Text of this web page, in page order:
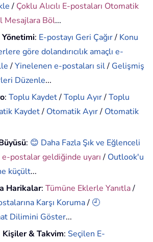
/ Çoklu Alıcılı E-postaları Otomatik
Mesajlara Böl...
: E-postayı Geri Çağır/ Konu
göre dolandırıcılık amaçlı e-
/Yinelenen e-postaları sil/ Gelişmiş
Düzenle...
:Toplu Kaydet/Toplu Ayır/Toplu
Kaydet/ Otomatik Ayır/ Otomatik
: 😊 Daha Fazla Şık ve Eğlenceli
postalar geldiğinde uyarı/ Outlook'u
küçült...
Harikalar:Tümüne Eklerle Yanıtla/
Karşı Koruma/ 🕘
Dilimini Göster...
Kişiler & Takvim: Seçilen E-